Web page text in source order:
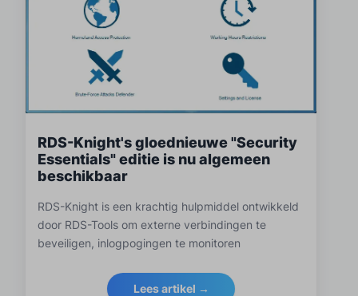
RDS-Knight's gloednieuwe "Security
Essentials" editie is nu algemeen
beschikbaar
RDS-Knight is een krachtig hulpmiddel ontwikkeld
door RDS-Tools om externe verbindingen te
beveiligen, inlogpogingen te monitoren
Lees artikel →